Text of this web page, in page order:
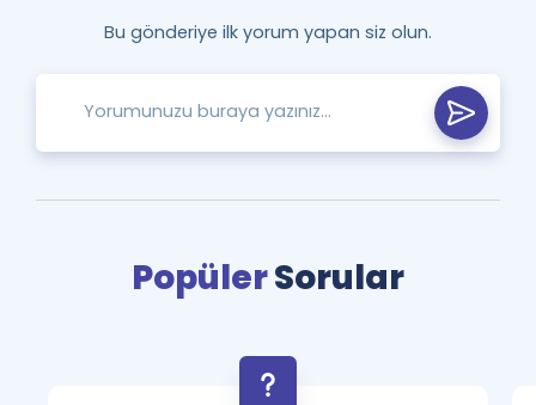
Bu gönderiye ilk yorum yapan siz olun.
PopülerSorular